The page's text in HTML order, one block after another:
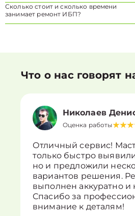
Сколько стоит и сколько времени
занимает ремонт ИБП?
Что о нас говорят
Николаев
Оценка работы
Отличный сервис!
только быстро
но и предложили
вариантов решения.
выполнен аккуратно и
Спасибо за
внимание к деталям!